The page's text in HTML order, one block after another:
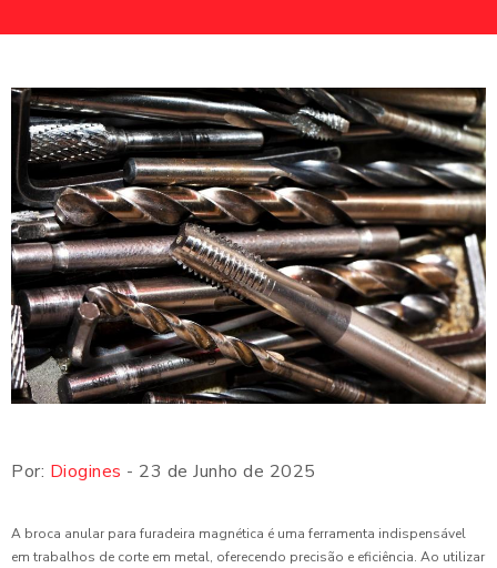
Por: Diogines - 23 de Junho de 2025
A broca anular para furadeira magnética é uma ferramenta indispensável
em trabalhos de corte em metal, oferecendo precisão e eficiência. Ao utilizar